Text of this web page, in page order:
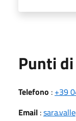
Punti
Telefono : +39
Email :